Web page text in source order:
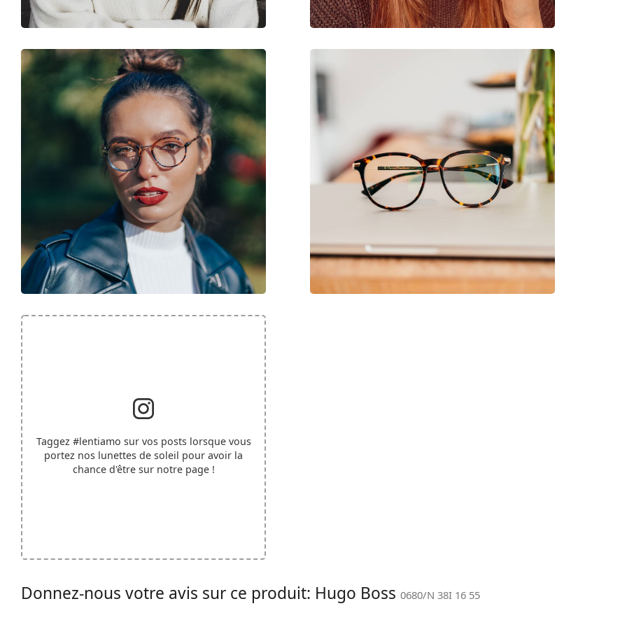
Code:
0680/N 38I 16 55
Taggez #lentiamo sur vos posts lorsque vous
portez nos lunettes de soleil pour avoir la
chance d'être sur notre page !
Donnez-nous votre avis sur ce produit: Hugo Boss 0680/N 38I 16 55